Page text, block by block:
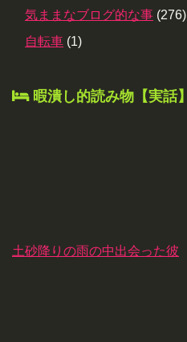
気ままなブログ的な事 (276)
自転車 (1)
暇潰し的読み物【実話】
土砂降りの雨の中出会った彼